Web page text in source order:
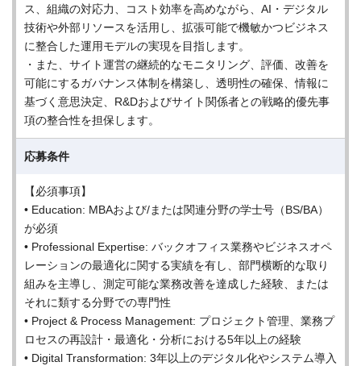
ス、組織の対応力、コスト効率を高めながら、AI・デジタル
技術や外部リソースを活用し、拡張可能で機敏かつビジネス
に整合した運用モデルの実現を目指します。
・また、サイト運営の継続的なモニタリング、評価、改善を
可能にするガバナンス体制を構築し、透明性の確保、情報に
基づく意思決定、R&Dおよびサイト関係者との戦略的優先事
項の整合性を担保します。
応募条件
【必須事項】
• Education: MBAおよび/または関連分野の学士号（BS/BA）
が必須
• Professional Expertise: バックオフィス業務やビジネスオペ
レーションの最適化に関する実績を有し、部門横断的な取り
組みを主導し、測定可能な業務改善を達成した経験、または
それに類する分野での専門性
• Project & Process Management: プロジェクト管理、業務プ
ロセスの再設計・最適化・分析における5年以上の経験
• Digital Transformation: 3年以上のデジタル化やシステム導入